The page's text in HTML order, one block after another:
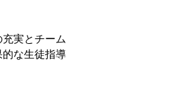
実とチーム
な生徒指導